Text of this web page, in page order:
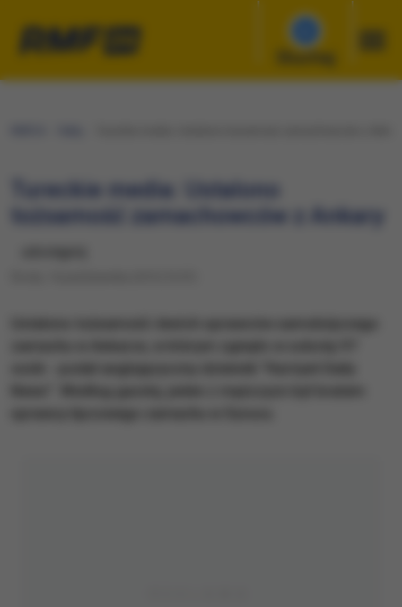
Słuchaj
Tureckie media: Ustalono
tożsamość zamachowców z Ankary